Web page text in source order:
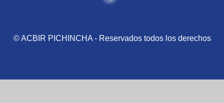
© ACBIR PICHINCHA - Reservados todos los derechos